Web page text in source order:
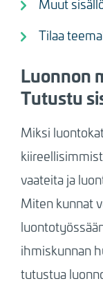
Muut
Tilaa
Luonnon
Tutustu
Miksi
vaateita ja
Miten kunnat
ihmiskunnan
tutustua